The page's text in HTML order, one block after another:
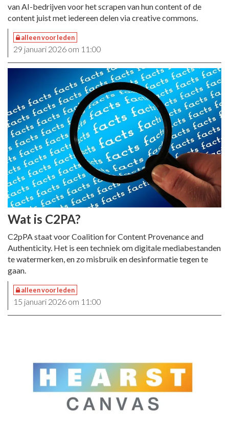
van AI-bedrijven voor het scrapen van hun content of de
content juist met iedereen delen via creative commons.
alleen voor leden
29 januari 2026 om 11:00
Wat is C2PA?
C2pPA staat voor Coalition for Content Provenance and
Authenticity. Het is een techniek om digitale mediabestanden
te watermerken, en zo misbruik en desinformatie tegen te
gaan.
alleen voor leden
15 januari 2026 om 11:00